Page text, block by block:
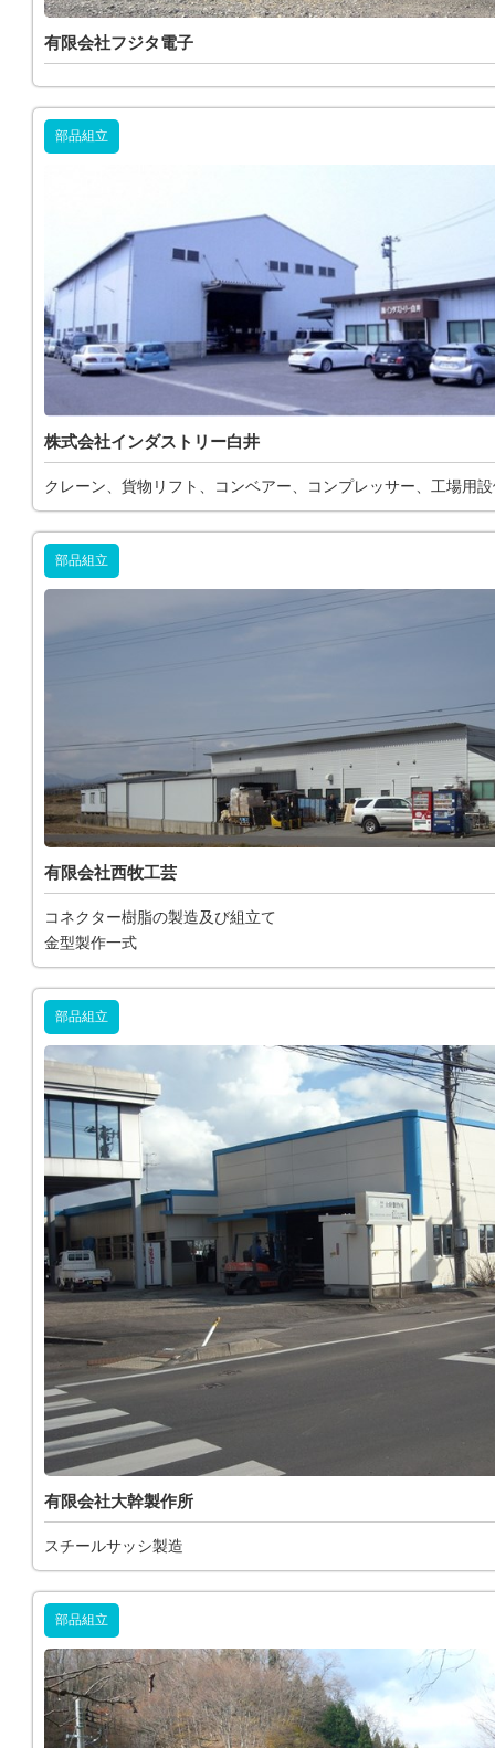
有限会社フジタ電子
部品組立
株式会社インダストリー白井
クレーン、貨物リフト、コンベアー、コンプレッサー、工場用
部品組立
有限会社西牧工芸
コネクター樹脂の製造及び組立て
金型製作一式
部品組立
有限会社大幹製作所
スチールサッシ製造
部品組立